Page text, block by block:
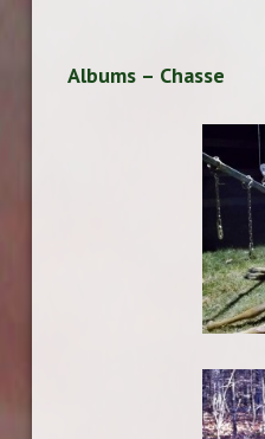
Albums – Chasse